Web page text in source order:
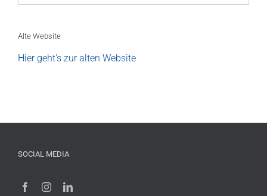
Alte Website
Hier geht's zur alten Website
SOCIAL MEDIA